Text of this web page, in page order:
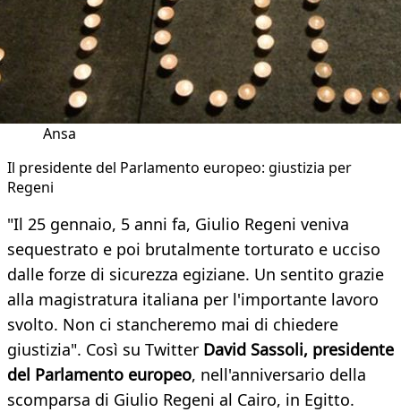
Ansa
Il presidente del Parlamento europeo: giustizia per
Regeni
"Il 25 gennaio, 5 anni fa, Giulio Regeni veniva
sequestrato e poi brutalmente torturato e ucciso
dalle forze di sicurezza egiziane. Un sentito grazie
alla magistratura italiana per l'importante lavoro
svolto. Non ci stancheremo mai di chiedere
giustizia". Così su Twitter David Sassoli, presidente
del Parlamento europeo, nell'anniversario della
scomparsa di Giulio Regeni al Cairo, in Egitto.